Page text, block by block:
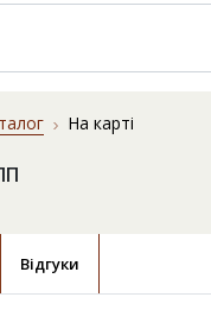
На карті
Відгуки